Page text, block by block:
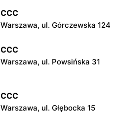
CCC
Warszawa, ul. Górczewska 124
CCC
Warszawa, ul. Powsińska 31
CCC
Warszawa, ul. Głębocka 15